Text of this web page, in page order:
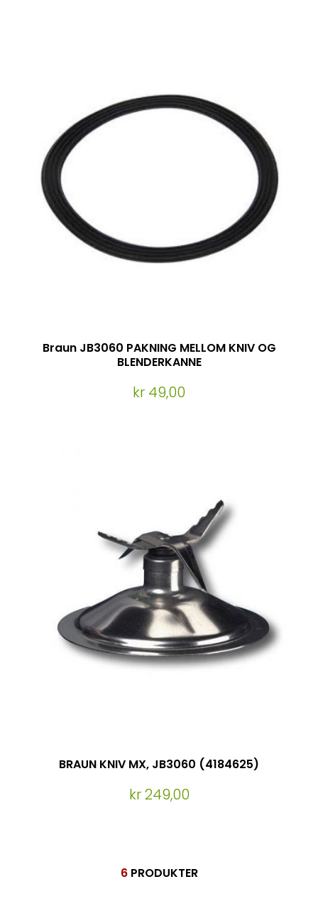
Braun JB3060 PAKNING MELLOM KNIV OG
BLENDERKANNE
kr 49,00
BRAUN KNIV MX, JB3060 (4184625)
kr 249,00
6PRODUKTER